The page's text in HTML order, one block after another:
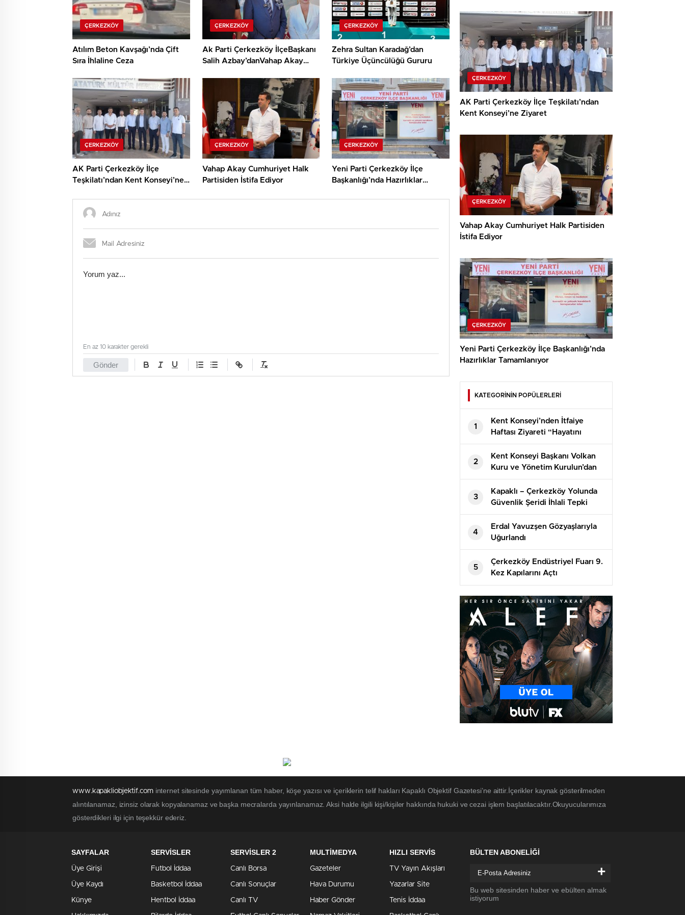
ÇERKEZKÖY
Atılım Beton Kavşağı’nda Çift
Sıra İhlaline Ceza
ÇERKEZKÖY
Ak Parti Çerkezköy İlçeBaşkanı
Salih Azbay’danVahap Akay
ÇERKEZKÖY
Zehra Sultan Karadağ’dan
Türkiye Üçüncülüğü Gururu
ÇERKEZKÖY
AK Parti Çerkezköy İlçe
Teşkilatı’ndan Kent Konseyi’ne
ÇERKEZKÖY
Vahap Akay Cumhuriyet Halk
Partisiden İstifa Ediyor
ÇERKEZKÖY
Yeni Parti Çerkezköy İlçe
Başkanlığı’nda Hazırlıklar
Gönder
En az 10 karakter gerekli
ÇERKEZKÖY
AK Parti Çerkezköy İlçe Teşkilatı’ndan
Kent Konseyi’ne Ziyaret
ÇERKEZKÖY
Vahap Akay Cumhuriyet Halk Partisiden
İstifa Ediyor
ÇERKEZKÖY
Yeni Parti Çerkezköy İlçe Başkanlığı’nda
Hazırlıklar Tamamlanıyor
KATEGORİNİN POPÜLERLERİ
1
Kent Konseyi’nden İtfaiye
Haftası Ziyareti “Hayatını
tehlikeye atan itfaiyecilerimiz,
daha fazla değeri hak ediyor”
2
Kent Konseyi Başkanı Volkan
Kuru ve Yönetim Kurulun’dan
CHP Çerkezköy İlçe Başkanı
Sedat Çolak’a Ziyaret “Partimiz
bodrum katlara sığmaz, yeni
binamızı alacağız”
3
Kapaklı – Çerkezköy Yolunda
Güvenlik Şeridi İhlali Tepki
Topluyor
4
Erdal Yavuzşen Gözyaşlarıyla
Uğurlandı
5
Çerkezköy Endüstriyel Fuarı 9.
Kez Kapılarını Açtı
www.kapakliobjektif.cominternet sitesinde yayımlanan tüm haber, köşe yazısı ve içeriklerin telif hakları Kapaklı Objektif Gazetesi’ne aittir.İçerikler kaynak gösterilmeden
alıntılanamaz, izinsiz olarak kopyalanamaz ve başka mecralarda yayınlanamaz. Aksi halde ilgili kişi/kişiler hakkında hukuki ve cezai işlem başlatılacaktır.Okuyucularımıza
gösterdikleri ilgi için teşekkür ederiz.
SAYFALAR
Üye Girişi
Üye Kaydı
Künye
SERVİSLER
Futbol İddaa
Basketbol İddaa
Hentbol İddaa
SERVİSLER 2
Canlı Borsa
Canlı Sonuçlar
Canlı TV
MULTİMEDYA
Gazeteler
Hava Durumu
Haber Gönder
HIZLI SERVİS
TV Yayın Akışları
Yazarlar Site
Tenis İddaa
BÜLTEN ABONELİĞİ
+
Bu web sitesinden haber ve ebülten almak
istiyorum